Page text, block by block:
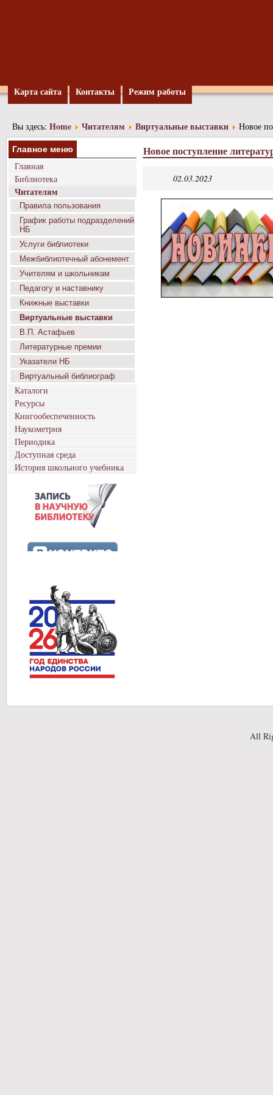
Карта сайта Контакты Режим работы
Вы здесь: Home Читателям Виртуальные выставки Новое
Главное меню
Главная
Библиотека
Читателям
Правила пользования
График работы подразделений
НБ
Услуги библиотеки
Межбиблиотечный абонемент
Учителям и школьникам
Педагогу и наставнику
Книжные выставки
Виртуальные выставки
В.П. Астафьев
Литературные премии
Указатели НБ
Виртуальный библиограф
Каталоги
Ресурсы
Книгообеспеченность
Наукометрия
Периодика
Доступная среда
История школьного учебника
Новое поступление
02.03.2023
All